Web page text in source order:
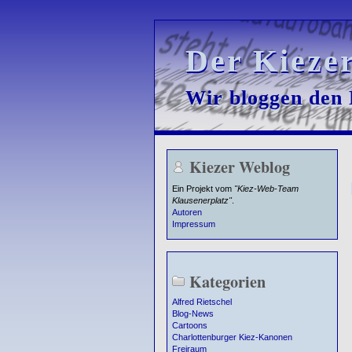
Der
Der
Wir bloggen den
Wir bloggen den
Kiezer Weblog
Ein Projekt vom "Kiez-Web-Team
Klausenerplatz".
Autoren
Impressum
Kategorien
Alfred Rietschel
Blog-News
Cartoons
Charlottenburger Kiez-Kanonen
Freiraum